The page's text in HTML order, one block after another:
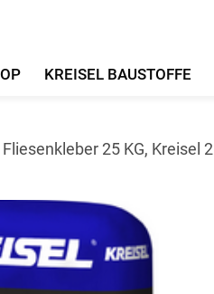
KREISEL BAUSTOFFE
25 KG, Kreisel 2